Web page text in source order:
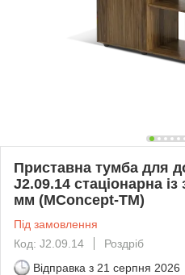
Приставна тумба для
J2.09.14 стаціонарна
мм (MConcept-ТМ)
Під замовлення
Код: J2.09.14
Роздріб
Відправка з 21 серпня 2026